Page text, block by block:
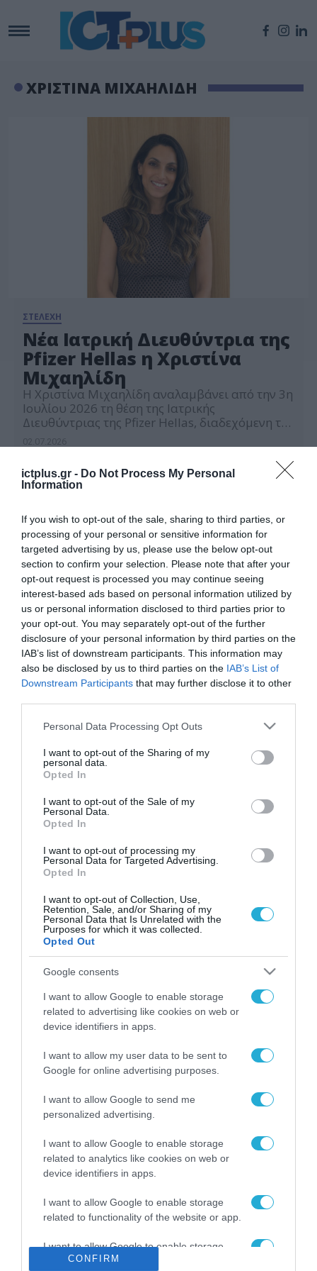
ictplus.gr - Do Not Process My Personal
Information
If you wish to opt-out of the sale, sharing to third parties, or
processing of your personal or sensitive information for
targeted advertising by us, please use the below opt-out
section to confirm your selection. Please note that after your
opt-out request is processed you may continue seeing
interest-based ads based on personal information utilized by
us or personal information disclosed to third parties prior to
your opt-out. You may separately opt-out of the further
disclosure of your personal information by third parties on the
IAB’s list of downstream participants. This information may
also be disclosed by us to third parties on the IAB’s List of
Downstream Participants that may further disclose it to other
Please note that this website/app uses one or more Google
not limited to your visit or usage behaviour. You may click to
grant or deny consent to Google and its third-party tags to
use your data for below specified purposes in below Google
consent section.
Personal Data Processing Opt Outs
I want to opt-out of the Sharing of my
personal data.
Opted In
I want to opt-out of the Sale of my
Personal Data.
Opted In
I want to opt-out of processing my
Personal Data for Targeted Advertising.
Opted In
I want to opt-out of Collection, Use,
Retention, Sale, and/or Sharing of my
Personal Data that Is Unrelated with the
Purposes for which it was collected.
Opted Out
Google consents
I want to allow Google to enable storage
related to advertising like cookies on web or
device identifiers in apps.
I want to allow my user data to be sent to
Google for online advertising purposes.
I want to allow Google to send me
personalized advertising.
I want to allow Google to enable storage
related to analytics like cookies on web or
device identifiers in apps.
I want to allow Google to enable storage
related to functionality of the website or app.
I want to allow Google to enable storage
related to personalization.
CONFIRM
ΧΡΙΣΤΙΝΑ ΜΙΧΑΗΛΙΔΗ
ΣΤΕΛΕΧΗ
Νέα Ιατρική Διευθύντρια της
Pfizer Hellas η Χριστίνα
Μιχαηλίδη
Η Χριστίνα Μιχαηλίδη αναλαμβάνει από την 3η
Ιουλίου 2026 τη θέση της Ιατρικής
Διευθύντριας της Pfizer Hellas, διαδεχόμενη τον
χρόνια εμπειρίας στο Medical Affairs, η κα.
Μιχαηλίδη διαθέτει ένα ισχυρό επιστημονικό
και ερευνητικό αποτύπωμα, το οποίο θα
διασφαλίσει την ευθυγράμμιση της
ανάγκες […]
ΡΟΗ ΕΙΔΗΣΕΩΝ
Το χρηματοδοτούμενο
από την ΕΕ έργο “The
Gaming Police”
ενισχύει την ασφάλεια
των παιδιών στο
31.07.2026
ΑΑΔΕ: Διευκρινίσεις
για τα πρόστιμα σε
παραβάσεις που
31.07.2026
Τεχνητή Νοημοσύνη
δεν είναι απλώς μια
νέα τεχνολογία, είναι
επανάσταση»
31.07.2026
Νέος οδηγός του ΕΚΤ
για τη χρηματοδότηση
των ελληνικών
επιχειρήσεων στον
χώρο της άμυνας